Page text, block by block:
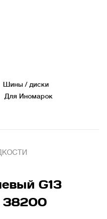
Шины / диски
Для Иномарок
G13
38200